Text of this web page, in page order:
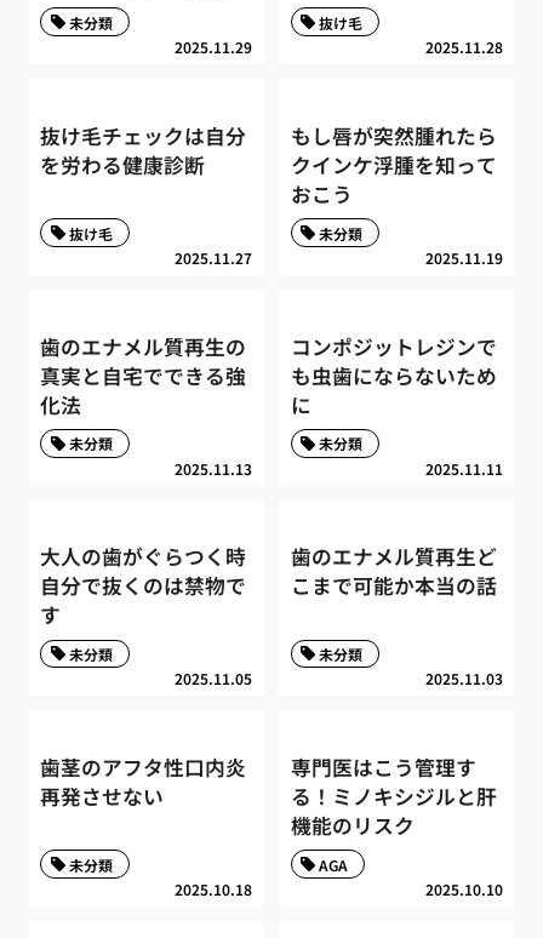
2025.11.29
未分類
2025.11.28
抜け毛
抜け毛チェックは自分
を労わる健康診断
2025.11.27
抜け毛
もし唇が突然腫れたら
クインケ浮腫を知って
おこう
2025.11.19
未分類
歯のエナメル質再生の
真実と自宅でできる強
化法
2025.11.13
未分類
コンポジットレジンで
も虫歯にならないため
に
2025.11.11
未分類
大人の歯がぐらつく時
自分で抜くのは禁物で
す
2025.11.05
未分類
歯のエナメル質再生ど
こまで可能か本当の話
2025.11.03
未分類
歯茎のアフタ性口内炎
再発させない
2025.10.18
未分類
専門医はこう管理す
る！ミノキシジルと肝
機能のリスク
2025.10.10
AGA